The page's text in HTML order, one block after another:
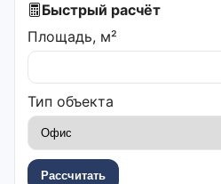
Быстрый расчёт
Площадь, м²
Тип объекта
Рассчитать